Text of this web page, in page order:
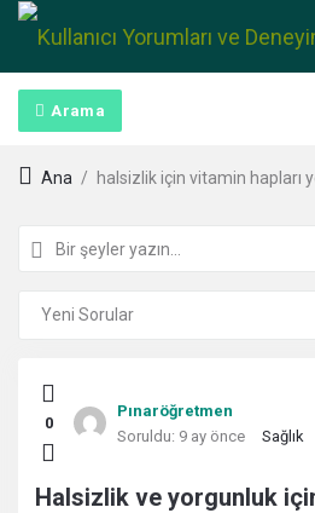
Arama
Ana / halsizlik için vitamin hapları
Kullanıcı
Yorumları
ve
0
Pınaröğretmen
Soruldu: 9 ay önce Sağlık
Halsizlik ve yorgunluk